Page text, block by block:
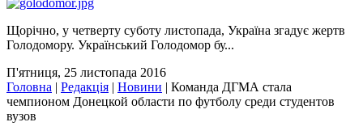
Щорічно, у четверту суботу листопада, Україна згадує жертв
Голодомору. Український Голодомор бу...
П'ятниця, 25 листопада 2016
Головна | Редакція | Новини | Команда ДГМА стала
чемпионом Донецкой области по футболу среди студентов
вузов